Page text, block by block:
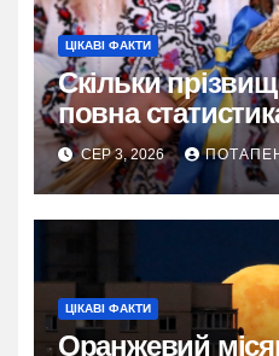
ЦІКАВІ ФАКТИ
Скільки прізвищ
повна
та живі історії
СЕР 3, 2026
ЦІКАВІ ФАКТИ
Оранжевий